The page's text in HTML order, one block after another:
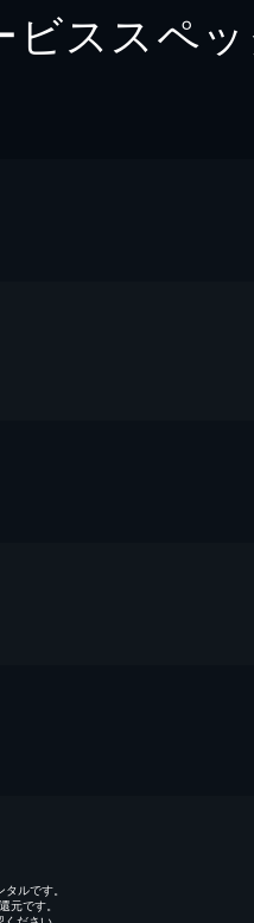
ビススペ
ルです。
です。